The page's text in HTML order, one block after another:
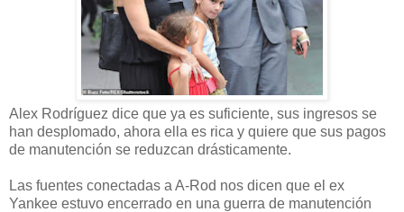
Alex Rodríguez dice que ya es suficiente, sus ingresos se
han desplomado, ahora ella es rica y quiere que sus pagos
de manutención se reduzcan drásticamente.
Las fuentes conectadas a A-Rod nos dicen que el ex
Yankee estuvo encerrado en una guerra de manutención